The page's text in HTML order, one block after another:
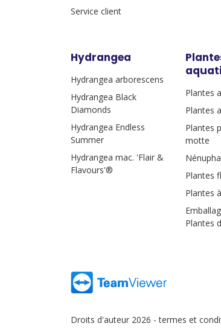
Service client
Hydrangea
Hydrangea arborescens
Hydrangea Black
Diamonds
Hydrangea Endless
Summer
Hydrangea mac. 'Flair &
Flavours'®
Plantes
Plantes
Plantes
motte
Plantes
Plantes
Plantes
Droits d'auteur 2026 -termes et